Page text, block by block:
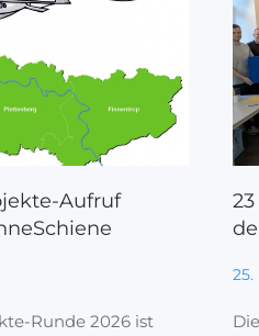
Aufruf
Runde 2026 ist
25.